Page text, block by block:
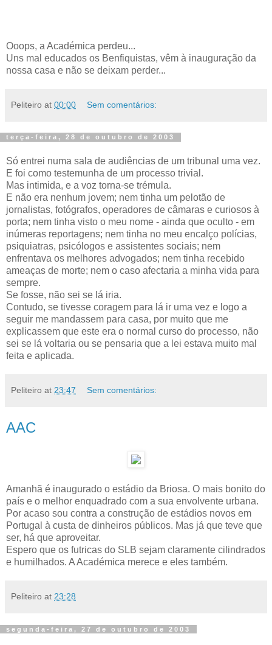
Ooops, a Académica perdeu...
Uns mal educados os Benfiquistas, vêm à inauguração da
nossa casa e não se deixam perder...
Peliteiro at 00:00 Sem comentários:
terça-feira, 28 de outubro de 2003
Só entrei numa sala de audiências de um tribunal uma vez.
E foi como testemunha de um processo trivial.
Mas intimida, e a voz torna-se trémula.
E não era nenhum jovem; nem tinha um pelotão de
jornalistas, fotógrafos, operadores de câmaras e curiosos à
porta; nem tinha visto o meu nome - ainda que oculto - em
inúmeras reportagens; nem tinha no meu encalço polícias,
psiquiatras, psicólogos e assistentes sociais; nem
enfrentava os melhores advogados; nem tinha recebido
ameaças de morte; nem o caso afectaria a minha vida para
sempre.
Se fosse, não sei se lá iria.
Contudo, se tivesse coragem para lá ir uma vez e logo a
seguir me mandassem para casa, por muito que me
explicassem que este era o normal curso do processo, não
sei se lá voltaria ou se pensaria que a lei estava muito mal
feita e aplicada.
Peliteiro at 23:47 Sem comentários:
AAC
Amanhã é inaugurado o estádio da Briosa. O mais bonito do
país e o melhor enquadrado com a sua envolvente urbana.
Por acaso sou contra a construção de estádios novos em
Portugal à custa de dinheiros públicos. Mas já que teve que
ser, há que aproveitar.
Espero que os futricas do SLB sejam claramente cilindrados
e humilhados. A Académica merece e eles também.
Peliteiro at 23:28
segunda-feira, 27 de outubro de 2003